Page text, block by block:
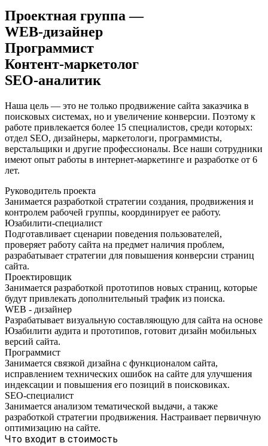
Проектная группа —
WEB-дизайнер
Программист
Контент-маркетолог
SEO-аналитик
Наша цель — это не только продвижение сайта заказчика в
поисковых системах, но и увеличение конверсии. Поэтому к
работе привлекается более 15 специалистов, среди которых:
отдел SEO, дизайнеры, маркетологи, программисты,
верстальщики и другие профессионалы. Все наши сотрудники
имеют опыт работы в интернет-маркетинге и разработке от 6
лет.
Руководитель проекта
Занимается разработкой стратегии создания, продвижения и
контролем рабочей группы, координирует ее работу.
Юзабилити-специалист
Подготавливает сценарии поведения пользователей,
проверяет работу сайта на предмет наличия проблем,
разрабатывает стратегии для повышения конверсии страниц
сайта.
Проектировщик
Занимается разработкой прототипов новых страниц, которые
будут привлекать дополнительный трафик из поиска.
WEB - дизайнер
Разрабатывает визуальную составляющую для сайта на основе
Юзабилити аудита и прототипов, готовит дизайн мобильных
версий сайта.
Программист
Занимается связкой дизайна с функционалом сайта,
исправлением технических ошибок на сайте для улучшения
индексации и повышения его позиций в поисковиках.
SEO-специалист
Занимается анализом тематической выдачи, а также
разработкой стратегии продвижения. Настраивает первичную
оптимизацию на сайте.
Что входит в стоимость